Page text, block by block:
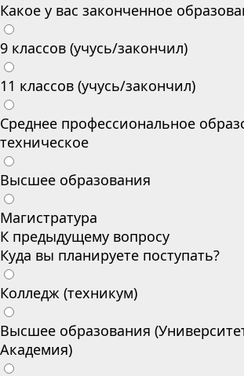
Какое у вас законченное
9 классов (учусь/закончил)
11 классов (учусь/закончил)
Среднее профессиональное
техническое
Высшее образования
Магистратура
К предыдущему вопросу
Куда вы планируете поступать?
Колледж (техникум)
Высшее образования
Академия)